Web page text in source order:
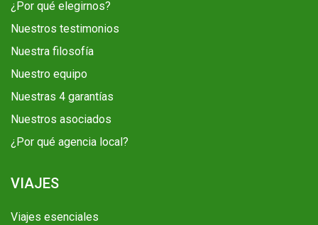
¿Por qué elegirnos?
Nuestros testimonios
Nuestra filosofía
Nuestro equipo
Nuestras 4 garantías
Nuestros asociados
¿Por qué agencia local?
VIAJES
Viajes esenciales